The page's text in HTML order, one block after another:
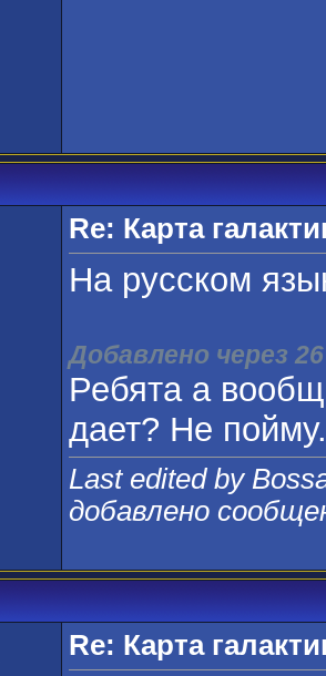
Re: Карта
На русском
Добавлено через
Ребята а
дает? Не
Last edited by
добавлено
Re: Карта